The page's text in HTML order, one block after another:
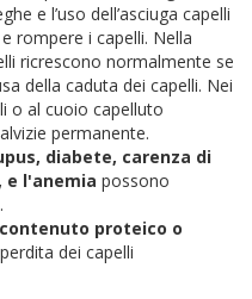
e l’uso dell’asciuga capelli
rompere i capelli. Nella
ricrescono normalmente se
della caduta dei capelli. Nei
o al cuoio capelluto
permanente.
diabete, carenza di
l'anemia possono
proteico o
dei capelli